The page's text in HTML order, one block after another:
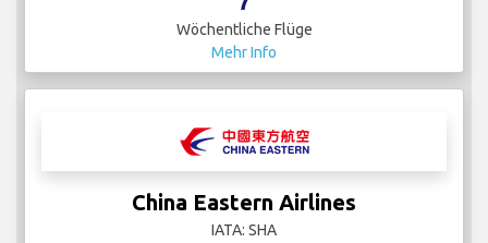
Wöchentliche Flüge
Mehr Info
China Eastern Airlines
IATA: SHA